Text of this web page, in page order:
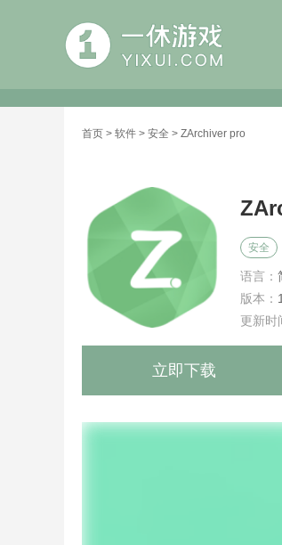
首页 > 软件 > 安全 > ZArchiver pro
安全
语言：
版本：
更新时
立即下载